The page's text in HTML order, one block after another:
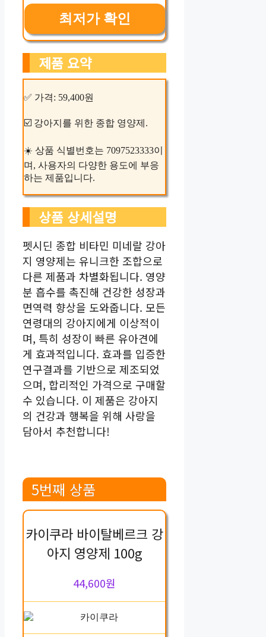
최저가 확인
제품 요약
✅ 가격: 59,400원
☑️ 강아지를 위한 종합 영양제.
☀️ 상품 식별번호는 7097523333이
며, 사용자의 다양한 용도에 부응
하는 제품입니다.
상품 상세설명
펫시딘 종합 비타민 미네랄 강아
지 영양제는 유니크한 조합으로
다른 제품과 차별화됩니다. 영양
분 흡수를 촉진해 건강한 성장과
면역력 향상을 도와줍니다. 모든
연령대의 강아지에게 이상적이
며, 특히 성장이 빠른 유아견에
게 효과적입니다. 효과를 입증한
연구결과를 기반으로 제조되었
으며, 합리적인 가격으로 구매할
수 있습니다. 이 제품은 강아지
의 건강과 행복을 위해 사랑을
담아서 추천합니다!
5번째 상품
카이쿠라 바이탈베르크 강
아지 영양제 100g
44,600원